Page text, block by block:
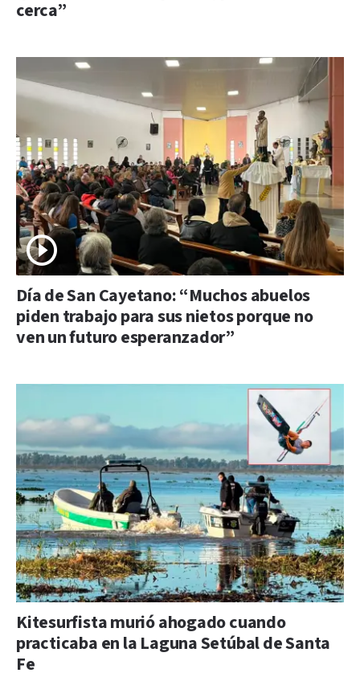
cerca”
Día de San Cayetano: “Muchos abuelos
piden trabajo para sus nietos porque no
ven un futuro esperanzador”
Kitesurfista murió ahogado cuando
practicaba en la Laguna Setúbal de Santa
Fe